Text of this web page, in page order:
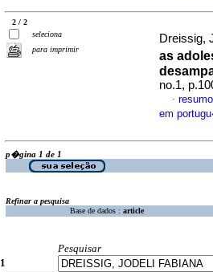
2 / 2
seleciona
para imprimir
Dreissig,
as
no.1,
·
em
p�gina 1 de 1
Refinar a pesquisa
Base de dados : article
Pesquisar
1